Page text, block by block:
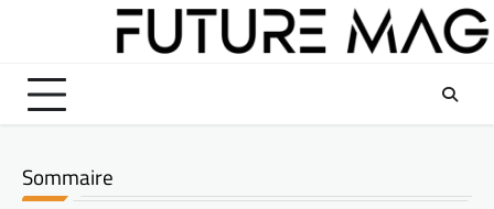
Sommaire